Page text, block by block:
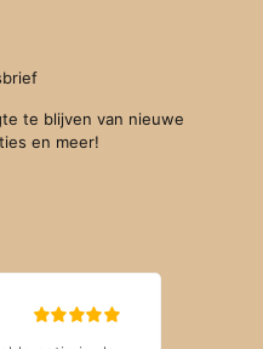
te blijven van nieuwe
en meer!